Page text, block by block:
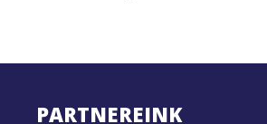
PARTNEREINK